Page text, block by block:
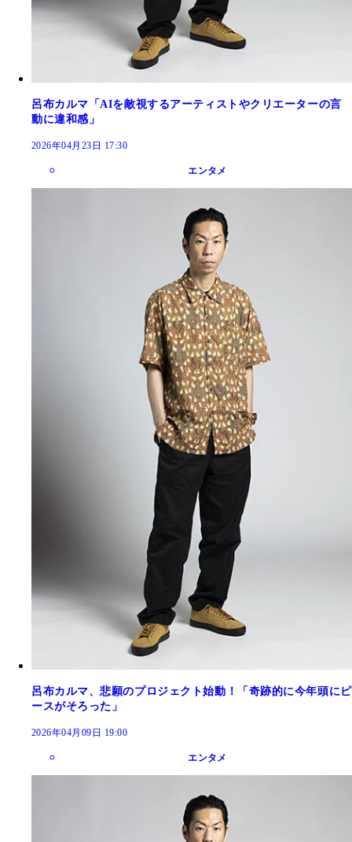
呂布カルマ「AIを敵視するアーティストやクリエーターの言
動に違和感」
2026年04月23日 17:30
エンタメ
呂布カルマ、悲願のプロジェクト始動！「奇跡的に今年頭にピ
ースがそろった」
2026年04月09日 19:00
エンタメ